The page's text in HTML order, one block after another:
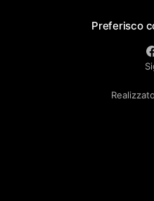
Preferisco